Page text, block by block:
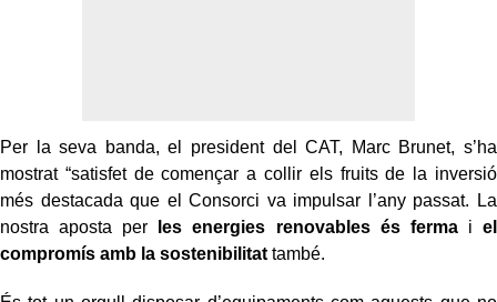
Per la seva banda, el president del CAT, Marc Brunet, s’ha
mostrat “satisfet de començar a collir els fruits de la inversió
més destacada que el Consorci va impulsar l’any passat. La
nostra aposta per
les energies renovables és fermai el
compromís amb la sostenibilitat també.